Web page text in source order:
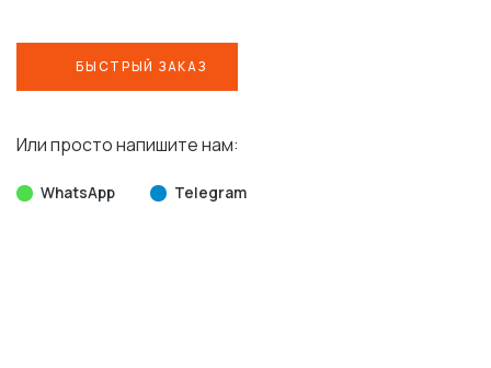
БЫСТРЫЙ ЗАКАЗ
Или просто напишите нам:
WhatsApp Telegram